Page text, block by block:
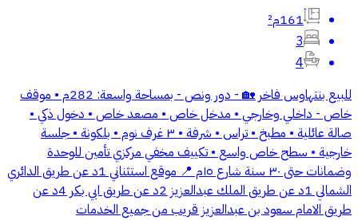
161م²
3
4
للبيع بنتهاوس فاخر 🏡 - دور ونص - بمساحة واسعة: 282م • موقف
خاص - داخلي وخارجي • مدخل خاص • مصعد خاص • دخول ذكي •
صالة عائلية • مطبخ • تراس • شرفة • ٣ غرف نوم • بلكونة • جلسة
خارجية • سطح خاص واسع • تكييف مخفي مركزي تأمين للوحدة
وضمانات حتى ٣٠ سنة شارع ١٥م 📍 موقع استثناني 1د عن طريق الدائري
الشمالي 1د عن طريق الملك عبدالعزيز 2د عن طريق ابي بكر 4د عن
طريق الامام سعود بن عبدالعزيز قريب من جميع الخدمات